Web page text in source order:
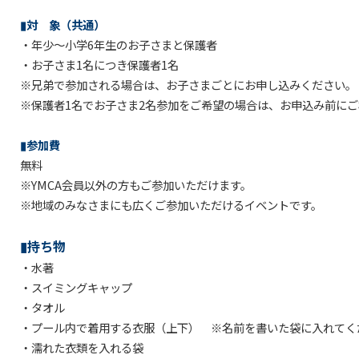
▮対 象（共通）
・年少～小学6年生のお子さまと保護者
・お子さま1名につき保護者1名
※兄弟で参加される場合は、お子さまごとにお申し込みください。
※保護者1名でお子さま2名参加をご希望の場合は、お申込み前にご
▮参加費
無料
※YMCA会員以外の方もご参加いただけます。
※地域のみなさまにも広くご参加いただけるイベントです。
▮持ち物
・水著
・スイミングキャップ
・タオル
・プール内で着用する衣服（上下） ※名前を書いた袋に入れてく
・濡れた衣類を入れる袋